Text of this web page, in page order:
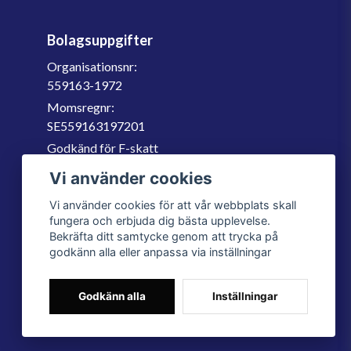
Bolagsuppgifter
Organisationsnr:
559163-1972
Momsregnr:
SE559163197201
Godkänd för F-skatt
060-566 800
Vi använder cookies
Vi använder cookies för att vår webbplats skall
fungera och erbjuda dig bästa upplevelse.
Bekräfta ditt samtycke genom att trycka på
godkänn alla eller anpassa via inställningar
Godkänn alla Inställningar